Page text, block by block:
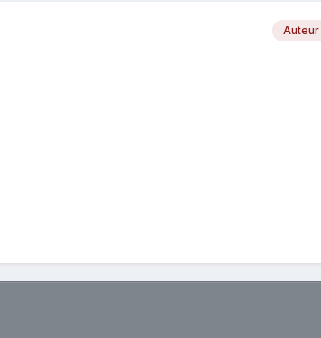
Auteur